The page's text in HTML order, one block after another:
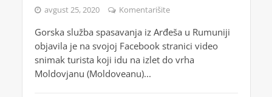
avgust 25, 2020 Komentarišite
Gorska služba spasavanja iz Arđeša u Rumuniji
objavila je na svojoj Facebook stranici video
snimak turista koji idu na izlet do vrha
Moldovjanu (Moldoveanu)...